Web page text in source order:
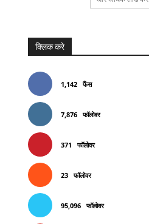
क्लिक करे
1,142 फैंस
7,876 फॉलोवर
371 फॉलोवर
23 फॉलोवर
95,096 फॉलोवर